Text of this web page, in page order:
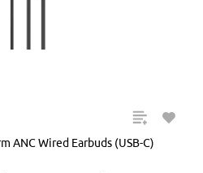
ANC Wired Earbuds (USB-C)